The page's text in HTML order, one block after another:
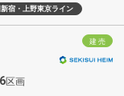
宿・上野東京ライン
建 売
6区画